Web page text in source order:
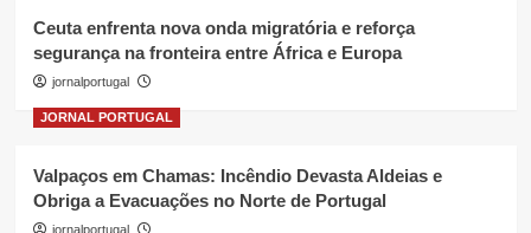
Ceuta enfrenta nova onda migratória e reforça
segurança na fronteira entre África e Europa
jornalportugal
JORNAL PORTUGAL
Valpaços em Chamas: Incêndio Devasta Aldeias e
Obriga a Evacuações no Norte de Portugal
jornalportugal